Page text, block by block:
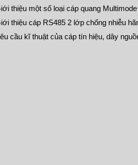
thiệu một số loại cáp quang
thiệu cáp RS485 2 lớp chống nhiễu
cầu kĩ thuật của cáp tín hiệu, dây